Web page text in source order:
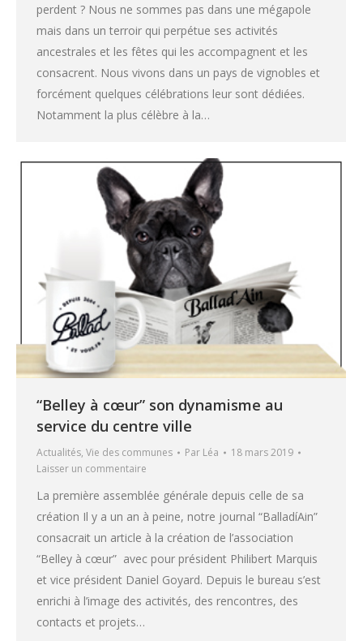
perdent ? Nous ne sommes pas dans une mégapole
mais dans un terroir qui perpétue ses activités
ancestrales et les fêtes qui les accompagnent et les
consacrent. Nous vivons dans un pays de vignobles et
forcément quelques célébrations leur sont dédiées.
Notamment la plus célèbre à la…
“Belley à cœur” son dynamisme au
service du centre ville
Actualités, Vie des communes Par Léa
18 mars 2019
Laisser un commentaire
La première assemblée générale depuis celle de sa
création Il y a un an à peine, notre journal “BalladíAin”
consacrait un article à la création de l’association
“Belley à cœur” avec pour président Philibert Marquis
et vice président Daniel Goyard. Depuis le bureau s’est
enrichi à l’image des activités, des rencontres, des
contacts et projets…